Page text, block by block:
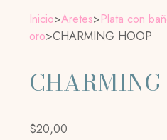
Inicio>Aretes>Plata con
oro>CHARMING HOOP
CHARMING
$20,00